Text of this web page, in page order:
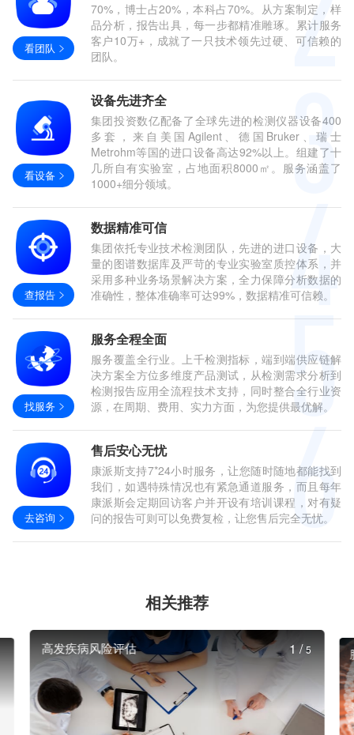
看团队
70%，博士占20%，本科占70%。从方案制定，样
品分析，报告出具，每一步都精准雕琢。累计服务
客户10万+，成就了一只技术领先过硬、可信赖的
团队。
看设备
设备先进齐全
集团投资数亿配备了全球先进的检测仪器设备400
多套，来自美国Agilent、德国Bruker、瑞士
Metrohm等国的进口设备高达92%以上。组建了十
几所自有实验室，占地面积8000㎡。服务涵盖了
1000+细分领域。
查报告
数据精准可信
集团依托专业技术检测团队，先进的进口设备，大
量的图谱数据库及严苛的专业实验室质控体系，并
采用多种业务场景解决方案，全力保障分析数据的
准确性，整体准确率可达99%，数据精准可信赖。
找服务
服务全程全面
服务覆盖全行业。上千检测指标，端到端供应链解
决方案全方位多维度产品测试，从检测需求分析到
检测报告应用全流程技术支持，同时整合全行业资
源，在周期、费用、实力方面，为您提供最优解。
去咨询
售后安心无忧
康派斯支持7*24小时服务，让您随时随地都能找到
我们，如遇特殊情况也有紧急通道服务，而且每年
康派斯会定期回访客户并开设有培训课程，对有疑
问的报告可则可以免费复检，让您售后完全无忧。
相关推荐
高发疾病风险评估 1/5